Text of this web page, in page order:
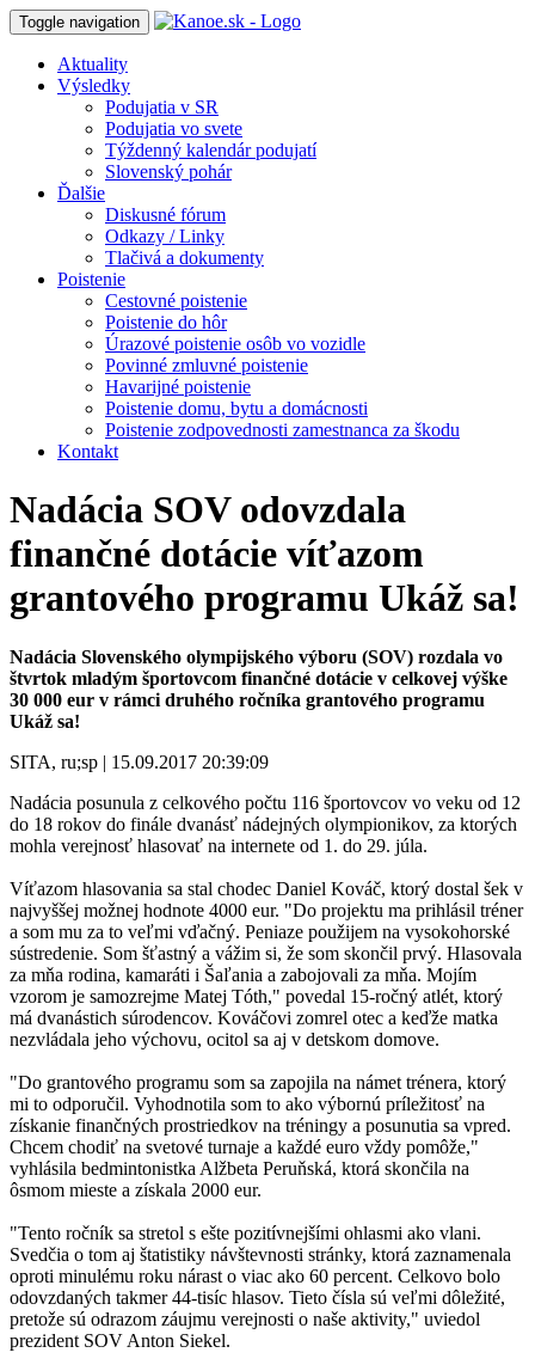
Toggle navigation
Aktuality
Výsledky
Podujatia v SR
Podujatia vo svete
Týždenný kalendár podujatí
Slovenský pohár
Ďalšie
Diskusné fórum
Odkazy / Linky
Tlačivá a dokumenty
Poistenie
Cestovné poistenie
Poistenie do hôr
Úrazové poistenie osôb vo vozidle
Povinné zmluvné poistenie
Havarijné poistenie
Poistenie domu, bytu a domácnosti
Poistenie zodpovednosti zamestnanca za škodu
Kontakt
Nadácia SOV odovzdala
finančné dotácie víťazom
grantového programu Ukáž sa!
Nadácia Slovenského olympijského výboru (SOV) rozdala vo
štvrtok mladým športovcom finančné dotácie v celkovej výške
30 000 eur v rámci druhého ročníka grantového programu
Ukáž sa!
SITA, ru;sp | 15.09.2017 20:39:09
Nadácia posunula z celkového počtu 116 športovcov vo veku od 12
do 18 rokov do finále dvanásť nádejných olympionikov, za ktorých
mohla verejnosť hlasovať na internete od 1. do 29. júla.
Víťazom hlasovania sa stal chodec Daniel Kováč, ktorý dostal šek v
najvyššej možnej hodnote 4000 eur. "Do projektu ma prihlásil tréner
a som mu za to veľmi vďačný. Peniaze použijem na vysokohorské
sústredenie. Som šťastný a vážim si, že som skončil prvý. Hlasovala
za mňa rodina, kamaráti i Šaľania a zabojovali za mňa. Mojím
vzorom je samozrejme Matej Tóth," povedal 15-ročný atlét, ktorý
má dvanástich súrodencov. Kováčovi zomrel otec a keďže matka
nezvládala jeho výchovu, ocitol sa aj v detskom domove.
"Do grantového programu som sa zapojila na námet trénera, ktorý
mi to odporučil. Vyhodnotila som to ako výbornú príležitosť na
získanie finančných prostriedkov na tréningy a posunutia sa vpred.
Chcem chodiť na svetové turnaje a každé euro vždy pomôže,"
vyhlásila bedmintonistka Alžbeta Peruňská, ktorá skončila na
ôsmom mieste a získala 2000 eur.
"Tento ročník sa stretol s ešte pozitívnejšími ohlasmi ako vlani.
Svedčia o tom aj štatistiky návštevnosti stránky, ktorá zaznamenala
oproti minulému roku nárast o viac ako 60 percent. Celkovo bolo
odovzdaných takmer 44-tisíc hlasov. Tieto čísla sú veľmi dôležité,
pretože sú odrazom záujmu verejnosti o naše aktivity," uviedol
prezident SOV Anton Siekel.